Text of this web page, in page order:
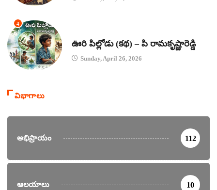
4
ఊరి పిల్లోడు (కథ) – పి రామకృష్ణారెడ్డి
Sunday, April 26, 2026
విభాగాలు
అభిప్రాయం 112
ఆలయాలు 10